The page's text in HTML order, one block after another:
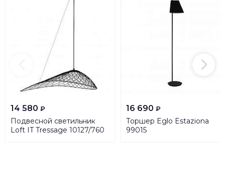
14 580 ₽
Подвесной светильник
Loft IT Tressage 10127/760
16 690 ₽
Торшер Eglo Estaziona
99015